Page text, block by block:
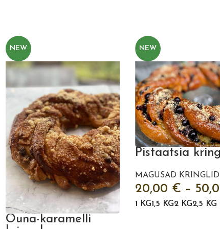
NEW
Õuna-karamelli
NEW
Pistaatsia
MAGUSAD KRINGLID
20,00 € –
1 KG1,5 KG2 KG2,5 KG